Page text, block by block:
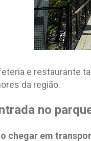
e restaurante
da região.
no
chegar em